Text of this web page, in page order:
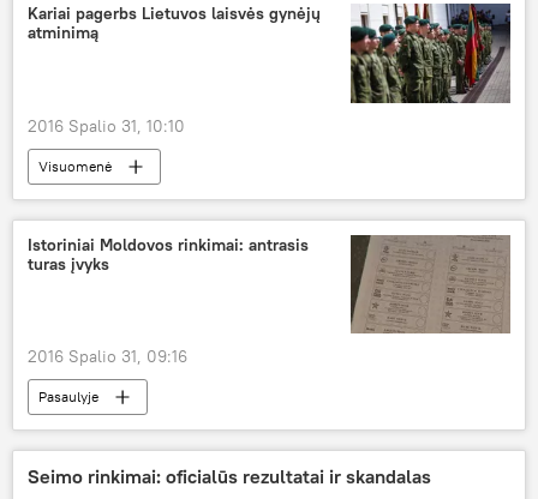
Kariai pagerbs Lietuvos laisvės gynėjų
atminimą
2016 Spalio 31, 10:10
Visuomenė
Istoriniai Moldovos rinkimai: antrasis
turas įvyks
2016 Spalio 31, 09:16
Pasaulyje
Seimo rinkimai: oficialūs rezultatai ir skandalas